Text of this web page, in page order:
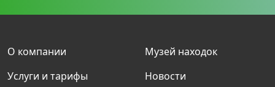
О компании
Услуги и тарифы
Музей находок
Новости